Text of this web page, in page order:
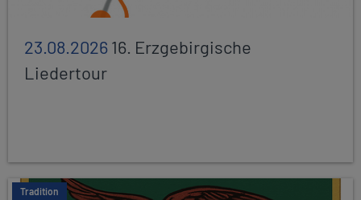
23.08.202616. Erzgebirgische
Liedertour
Tradition